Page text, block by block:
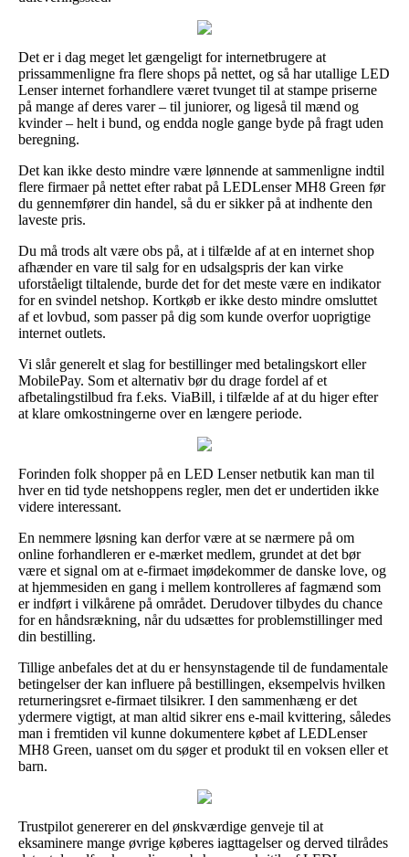
Det er i dag meget let gængeligt for internetbrugere at
prissammenligne fra flere shops på nettet, og så har utallige LED
Lenser internet forhandlere været tvunget til at stampe priserne
på mange af deres varer – til juniorer, og ligeså til mænd og
kvinder – helt i bund, og endda nogle gange byde på fragt uden
beregning.
Det kan ikke desto mindre være lønnende at sammenligne indtil
flere firmaer på nettet efter rabat på LEDLenser MH8 Green før
du gennemfører din handel, så du er sikker på at indhente den
laveste pris.
Du må trods alt være obs på, at i tilfælde af at en internet shop
afhænder en vare til salg for en udsalgspris der kan virke
uforståeligt tiltalende, burde det for det meste være en indikator
for en svindel netshop. Kortkøb er ikke desto mindre omsluttet
af et lovbud, som passer på dig som kunde overfor uoprigtige
internet outlets.
Vi slår generelt et slag for bestillinger med betalingskort eller
MobilePay. Som et alternativ bør du drage fordel af et
afbetalingstilbud fra f.eks. ViaBill, i tilfælde af at du higer efter
at klare omkostningerne over en længere periode.
Forinden folk shopper på en LED Lenser netbutik kan man til
hver en tid tyde netshoppens regler, men det er undertiden ikke
videre interessant.
En nemmere løsning kan derfor være at se nærmere på om
online forhandleren er e-mærket medlem, grundet at det bør
være et signal om at e-firmaet imødekommer de danske love, og
at hjemmesiden en gang i mellem kontrolleres af fagmænd som
er indført i vilkårene på området. Derudover tilbydes du chance
for en håndsrækning, når du udsættes for problemstillinger med
din bestilling.
Tillige anbefales det at du er hensynstagende til de fundamentale
betingelser der kan influere på bestillingen, eksempelvis hvilken
returneringsret e-firmaet tilsikrer. I den sammenhæng er det
ydermere vigtigt, at man altid sikrer ens e-mail kvittering, således
man i fremtiden vil kunne dokumentere købet af LEDLenser
MH8 Green, uanset om du søger et produkt til en voksen eller et
barn.
Trustpilot genererer en del ønskværdige genveje til at
eksaminere mange øvrige køberes iagttagelser og derved tilrådes